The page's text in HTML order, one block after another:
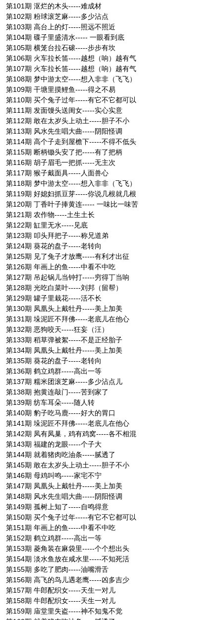
第101期 沤烂的木头-----难成材
第102期 粉球滚芝麻-----多少沾点
第103期 高台上的灯-----照远不照近
第104期 碟子里盛清水----- 一眼看到底
第105期 横笼台拉石磙-----步步有坎
第106期 火车拉长笛-----越想（响）越有气
第107期 火车拉长笛-----越想（响）越有气
第108期 梦中游太空-----想入非非（飞飞）
第109期 干塘里摸鲤鱼-----得之不易
第110期 买个兔子过年-----有它不它都可以
第111期 发面馒头送闺女-----实心实意
第112期 敢在太岁头上动土-----胆子不小
第113期 风水先生唱大曲-----阴阳怪调
第114期 高个子走到屋檐下-----不得不低头
第115期 断柄锄头安了把-----有了把柄
第116期 胡子眉毛一把抓-----无主次
第117期 猴子戴面具-----人面兽心
第118期 梦中游太空-----想入非非（飞飞）
第119期 好媳妇抓豆芽-----你说几根就几根
第120期 丁香叶子捧黄连----- 一味比一味苦
第121期 农作物-----土生土长
第122期 缸里无水-----见底
第123期 叩头拜把子-----称兄道弟
第124期 葵花的盘子-----老转向
第125期 见了兔子才放鹰-----有利才出征
第126期 年画上的鱼-----中看不中吃
第127期 吊起锅儿当钟打-----穷得丁当响
第128期 光吃白菜叶-----刘邦（留帮）
第129期 罐子里栽花-----活不长
第130期 凤凰头上戴牡丹-----美上加美
第131期 垛泥匠不拜佛-----老底儿在他心
第132期 恶狗咬天-----狂妄（汪）
第133期 稻草弹被絮-----不是正经胎子
第134期 凤凰头上戴牡丹-----美上加美
第135期 葵花的盘子-----老转向
第136期 鹤立鸡群-----高出一等
第137期 糯米团滚芝麻-----多少沾点儿
第138期 抱黄连敲门-----苦到家了
第139期 纺车耳朵-----随人转
第140期 豹子吃马鹿-----好大的胃口
第141期 垛泥匠不拜佛-----老底儿在他心
第142期 凤有凤巢，鸡有鸡窝-----各不相混
第143期 福建的龙眼-----个子大
第144期 就着猪肉吃油条-----腻透了
第145期 敢在太岁头上动土-----胆子不小
第146期 母鸡叫鸣-----家宅不宁
第147期 凤凰头上戴牡丹-----美上加美
第148期 风水先生唱大曲-----阴阳怪调
第149期 孤树上知了-----自鸣得意
第150期 买个兔子过年-----有它不它都可以
第151期 年画上的鱼-----中看不中吃
第152期 鹤立鸡群-----高出一等
第153期 菱角装在麻袋里-----个个想出头
第154期 淡水鱼放在咸水里-----不知死活
第155期 多吃了肥肉-----油嘴滑舌
第156期 高飞的鸟儿遇老鹰-----凶多吉少
第157期 牛郎配织女-----天生一对儿
第158期 牛郎配织女-----天生一对儿
第159期 庙堂里失盗-----神不知鬼不觉